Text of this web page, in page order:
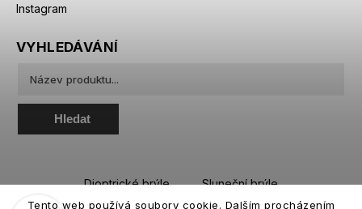
Tento web používá soubory cookie. Dalším procházením
Instagram
VYHLEDÁVÁNÍ
Hledat
Dioptrické brýle
Sluneční brýle